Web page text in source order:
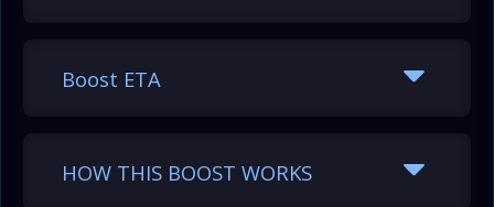
Boost ETA
HOW THIS BOOST WORKS